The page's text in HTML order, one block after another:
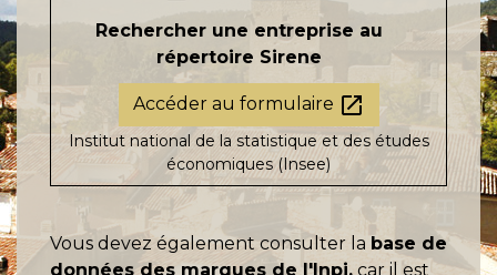
Rechercher une entreprise au
répertoire Sirene
Accéder au formulaire open_in_new
Institut national de la statistique et des études
économiques (Insee)
Vous devez également consulter la base de
données des marques de l' Inpi, car il est